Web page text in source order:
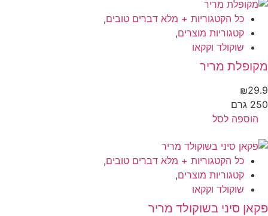
כל הקטגוריות + מלא דברים טובים,
קטגוריות מוצרים,
שוקולד וקקאו
מריר
₪
גרם
הוספה לסל
כל הקטגוריות + מלא דברים טובים,
קטגוריות מוצרים,
שוקולד וקקאו
סיני בשוקולד מריר